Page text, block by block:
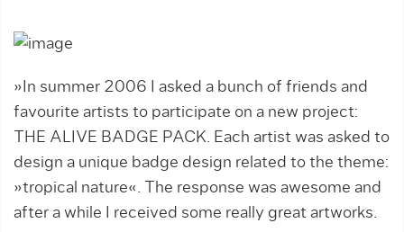
»In summer 2006 I asked a bunch of friends and
favourite artists to participate on a new project:
THE ALIVE BADGE PACK. Each artist was asked to
design a unique badge design related to the theme:
»tropical nature«. The response was awesome and
after a while I received some really great artworks.